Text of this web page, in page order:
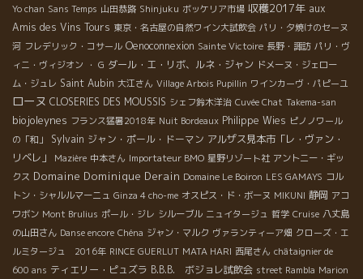
Yo chan Sans Temps 山田恭路 Shinjuku ボッケリア市場 収穫2017年 aux
Amis des Vins Tours 東京・名古屋の自然ワイン大試飲会 パリ・夕焼けのセーヌ
河 フレデリック・コサール Oenoconnexion Sainte Victoire 長野・諏訪 パリ・ヴ
ィニ・ヴィジオン
・ G ダール・エ・リボ、ルネ・ジャン ドメーヌ・ジェロー
ム・ジュレ Saint Aubin 大江さん Village Arbois Pupillin ワインカーヴ・パピーユ
ローヌ CLOSERIES DES MOUSSIS シェフ鈴木洋治 Cuvée Chat Takema-san
biojoleynes フランス猛暑2018年 Nuit Bordeaux Philippe Wies ピノノワール
の「和」
Sylvain ジャン・ポール・ドーマン アルザス見本市「レ・ヴァン・
リベレ」
Mazière 中本さん Importateur BMO 星野リゾート社 アントニー・ギッ
クス Domaine Dominique Derain Domaine Le Boiron LES GAMAYS コル
トン・シャルルマーニュ Ginza 4 cho-me オスピス・ド・ボーヌ MIKUNI 静岡 アコ
ワボン Mont Brulius ポール・ジレ シルーブル ニュイタージュ 哲学 Cruise 八丈島
の山田さん Danse encore Chéna ジャン・マルク ヴァランティーア畑 クローズ・エ
ルミタージュ 2016年 RINCE GUERLUT MATA HARI 西尾さん châtaignier de
600 ans ティエリー・ピュズラ B.B.B. ボジョレ試飲会 street Rambla Marion